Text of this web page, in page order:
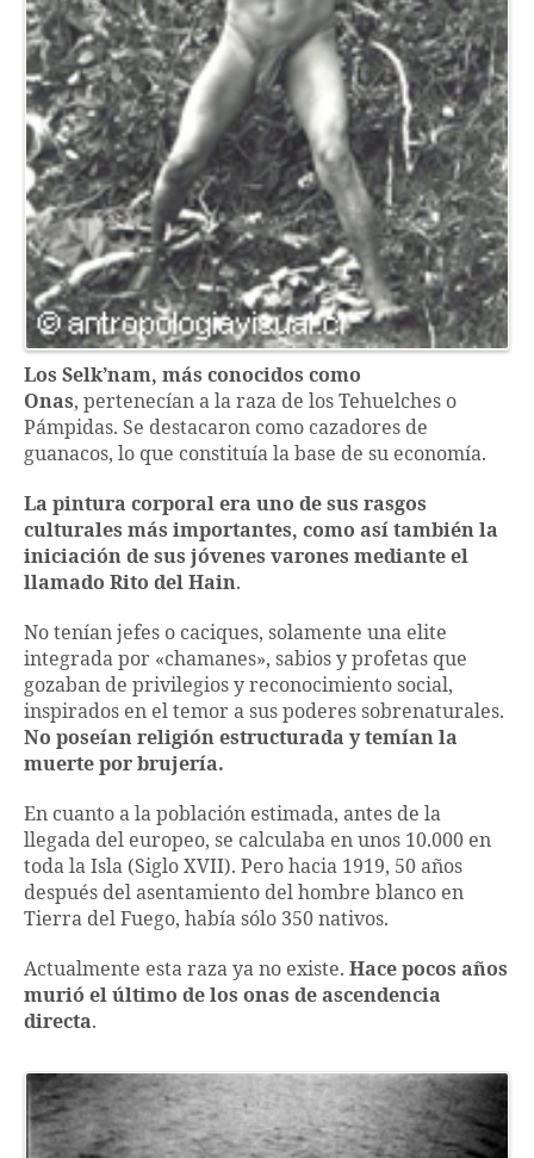
Los Selk’nam, más conocidos como
Onas, pertenecían a la raza de los Tehuelches o
Pámpidas. Se destacaron como cazadores de
guanacos, lo que constituía la base de su economía.
La pintura corporal era uno de sus rasgos
culturales más importantes, como así también la
iniciación de sus jóvenes varones mediante el
llamado Rito del Hain.
No tenían jefes o caciques, solamente una elite
integrada por «chamanes», sabios y profetas que
gozaban de privilegios y reconocimiento social,
inspirados en el temor a sus poderes sobrenaturales.
No poseían religión estructurada y temían la
muerte por brujería.
En cuanto a la población estimada, antes de la
llegada del europeo, se calculaba en unos 10.000 en
toda la Isla (Siglo XVII). Pero hacia 1919, 50 años
después del asentamiento del hombre blanco en
Tierra del Fuego, había sólo 350 nativos.
Actualmente esta raza ya no existe. Hace pocos años
murió el último de los onas de ascendencia
directa.